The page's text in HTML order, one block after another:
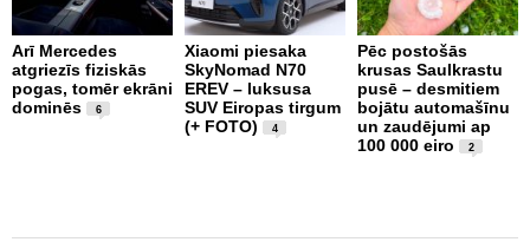
Arī Mercedes
atgriezīs fiziskās
pogas, tomēr ekrāni
dominēs
6
Xiaomi piesaka
SkyNomad N70
EREV – luksusa
SUV Eiropas tirgum
(+ FOTO)
4
Pēc postošās
krusas Saulkrastu
pusē – desmitiem
bojātu automašīnu
un zaudējumi ap
100 000 eiro
2